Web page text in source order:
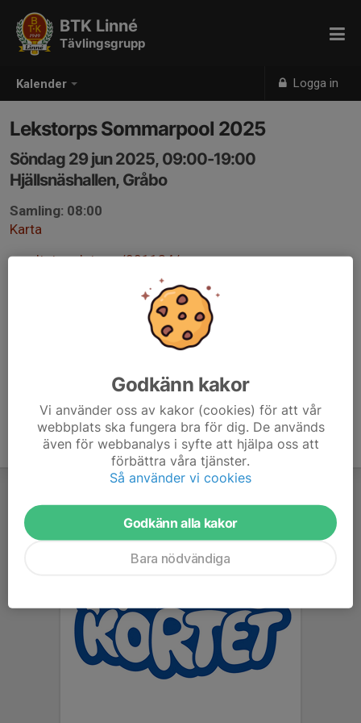
Kalender Logga in
BTK Linné
Tävlingsgrupp
Lekstorps Sommarpool 2025
Söndag 29 jun 2025, 09:00-19:00
Hjällsnäshallen, Gråbo
Samling: 08:00
Karta
resultat.ondata.se/001134/
Godkänn kakor
Vi använder oss av kakor (cookies) för att vår
webbplats ska fungera bra för dig. De används
även för webbanalys i syfte att hjälpa oss att
förbättra våra tjänster.
Så använder vi cookies
Godkänn alla kakor
Bara nödvändiga